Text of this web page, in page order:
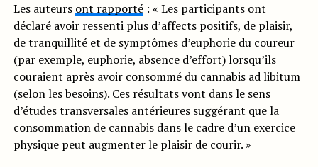
Les auteurs ont rapporté: « Les participants ont
déclaré avoir ressenti plus d’affects positifs, de plaisir,
de tranquillité et de symptômes d’euphorie du coureur
(par exemple, euphorie, absence d’effort) lorsqu’ils
couraient après avoir consommé du cannabis ad libitum
(selon les besoins). Ces résultats vont dans le sens
d’études transversales antérieures suggérant que la
consommation de cannabis dans le cadre d’un exercice
physique peut augmenter le plaisir de courir. »